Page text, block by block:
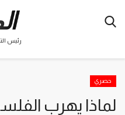
رئيس
حصري
لماذا يهرب